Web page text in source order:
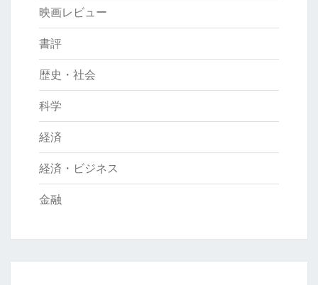
映画レビュー
書評
歴史・社会
科学
経済
経済・ビジネス
金融